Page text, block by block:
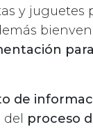
y juguetes
de
del proceso